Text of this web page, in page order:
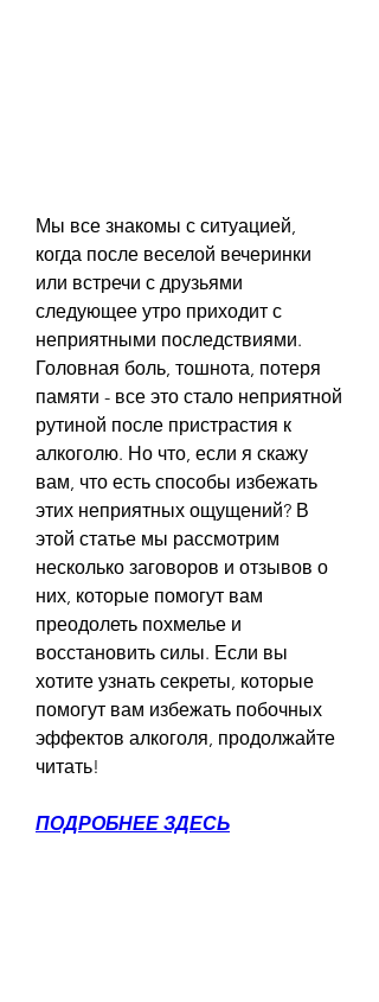
Мы все знакомы с ситуацией,
когда после веселой вечеринки
или встречи с друзьями
следующее утро приходит с
неприятными последствиями.
Головная боль, тошнота, потеря
памяти - все это стало неприятной
рутиной после пристрастия к
алкоголю. Но что, если я скажу
вам, что есть способы избежать
этих неприятных ощущений? В
этой статье мы рассмотрим
несколько заговоров и отзывов о
них, которые помогут вам
преодолеть похмелье и
восстановить силы. Если вы
хотите узнать секреты, которые
помогут вам избежать побочных
эффектов алкоголя, продолжайте
читать!
ПОДРОБНЕЕ ЗДЕСЬ